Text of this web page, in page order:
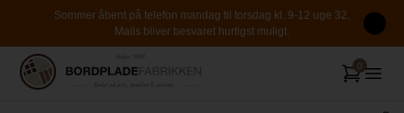
Sommer åbent på telefon mandag til torsdag kl. 9-12 uge 32.
Mails bliver besvaret hurtigst muligt.